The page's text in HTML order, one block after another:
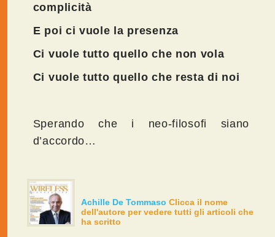
complicità
E poi ci vuole la presenza
Ci vuole tutto quello che non vola
Ci vuole tutto quello che resta di noi
Sperando che i neo-filosofi siano
d’accordo…
Achille De Tommaso Clicca il nome
dell'autore per vedere tutti gli articoli che
ha scritto